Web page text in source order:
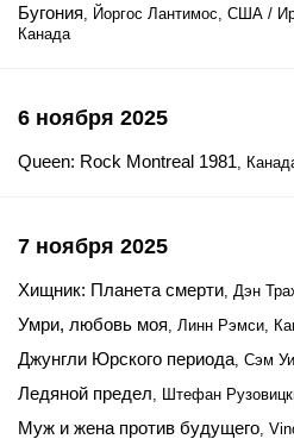
Бугония, Йоргос Лантимос, США /
Канада
6 ноября 2025
Queen: Rock Montreal 1981,
7 ноября 2025
Хищник: Планета смерти, Дэн
Умри, любовь моя, Линн Рэмси,
Джунгли Юрского периода, Сэм
Ледяной предел, Штефан
Муж и жена против будущего,